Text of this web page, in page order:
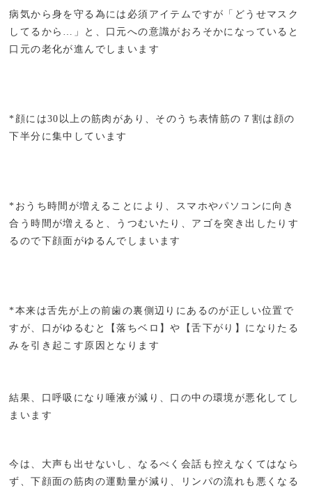
病気から身を守る為には必須アイテムですが「どうせマスク
してるから…」と、口元への意識がおろそかになっていると
口元の老化が進んでしまいます
*顔には30以上の筋肉があり、そのうち表情筋の７割は顔の
下半分に集中しています
*おうち時間が増えることにより、スマホやパソコンに向き
合う時間が増えると、うつむいたり、アゴを突き出したりす
るので下顔面がゆるんでしまいます
*本来は舌先が上の前歯の裏側辺りにあるのが正しい位置で
すが、口がゆるむと【落ちベロ】や【舌下がり】になりたる
みを引き起こす原因となります
結果、口呼吸になり唾液が減り、口の中の環境が悪化してし
まいます
今は、大声も出せないし、なるべく会話も控えなくてはなら
ず、下顔面の筋肉の運動量が減り、リンパの流れも悪くなる